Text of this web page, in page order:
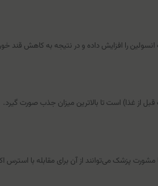
را افزایش داده و در نتیجه به کاهش قند
از غذا) است تا بالاترین میزان جذب صورت گیرد.
مشورت پزشک می‌توانند از آن برای مقابله با استرس